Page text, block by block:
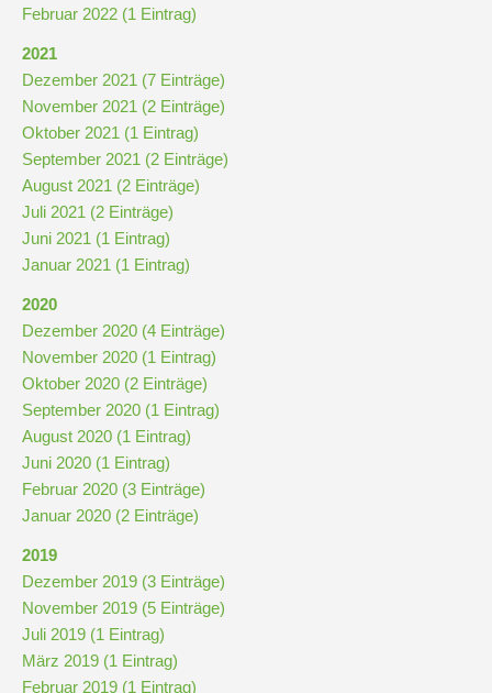
Februar 2022 (1 Eintrag)
2021
Dezember 2021 (7 Einträge)
November 2021 (2 Einträge)
Oktober 2021 (1 Eintrag)
September 2021 (2 Einträge)
August 2021 (2 Einträge)
Juli 2021 (2 Einträge)
Juni 2021 (1 Eintrag)
Januar 2021 (1 Eintrag)
2020
Dezember 2020 (4 Einträge)
November 2020 (1 Eintrag)
Oktober 2020 (2 Einträge)
September 2020 (1 Eintrag)
August 2020 (1 Eintrag)
Juni 2020 (1 Eintrag)
Februar 2020 (3 Einträge)
Januar 2020 (2 Einträge)
2019
Dezember 2019 (3 Einträge)
November 2019 (5 Einträge)
Juli 2019 (1 Eintrag)
März 2019 (1 Eintrag)
Februar 2019 (1 Eintrag)